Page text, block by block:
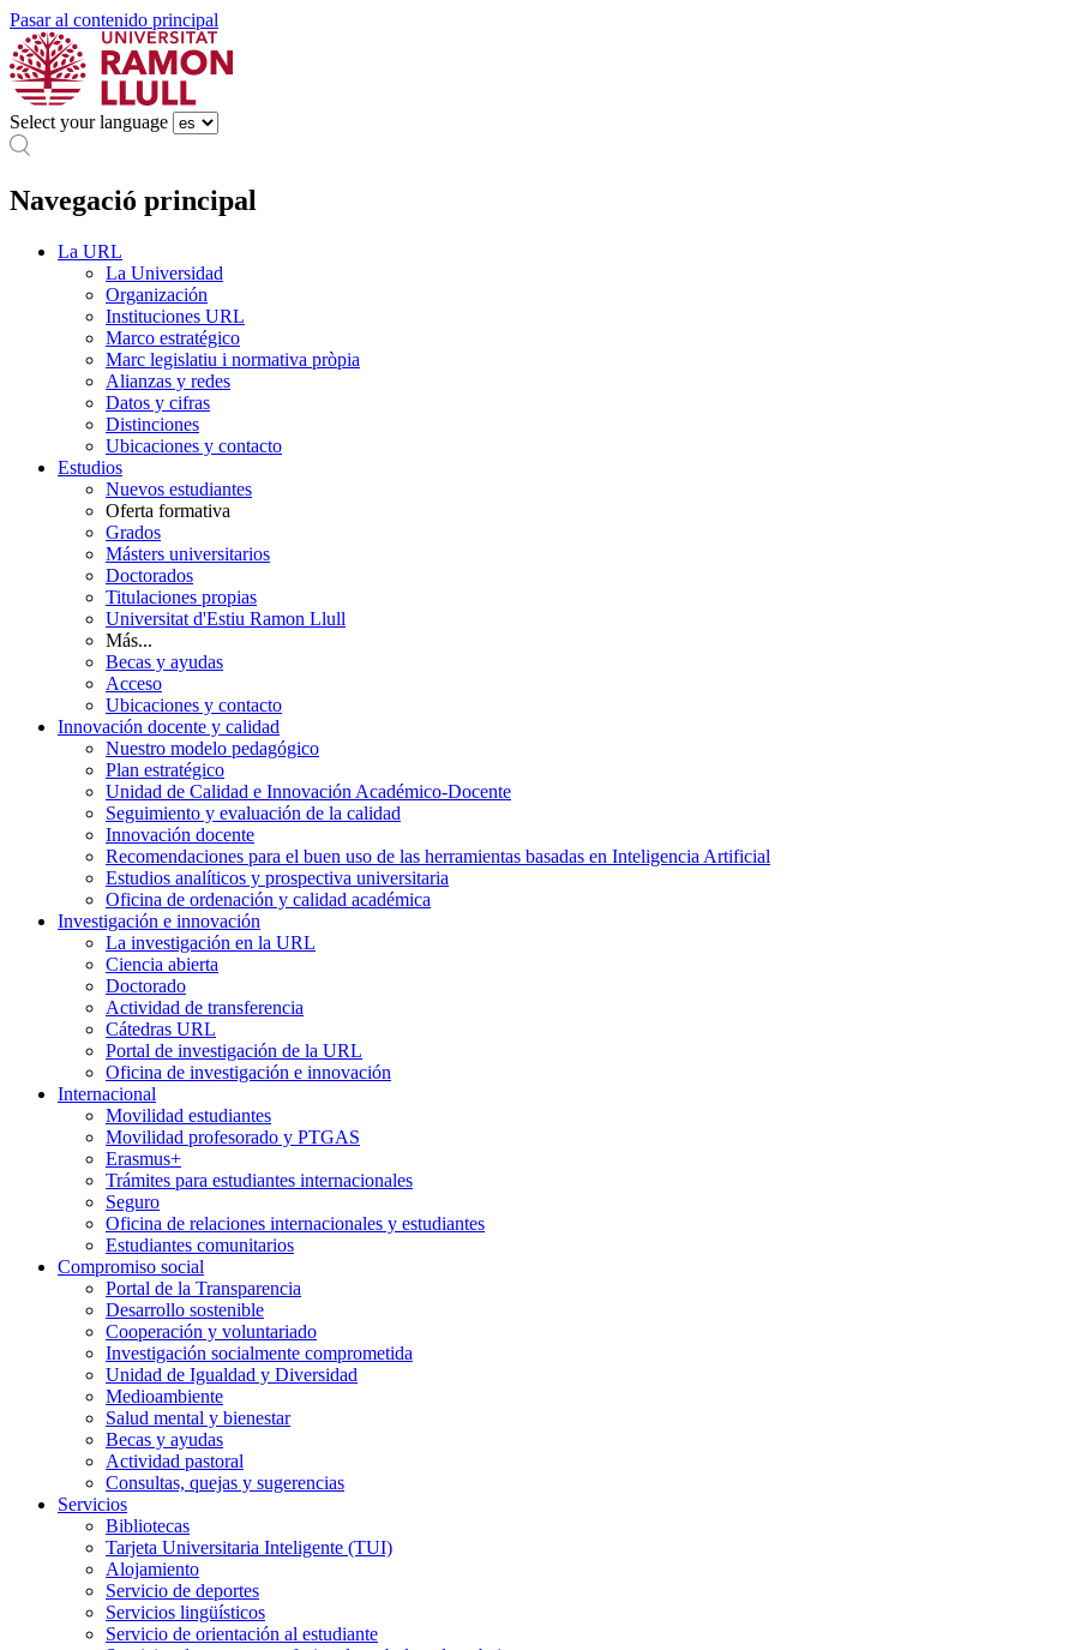
Pasar al contenido principal
Select your language
Navegació principal
La URL
La Universidad
Organización
Instituciones URL
Marco estratégico
Marc legislatiu i normativa pròpia
Alianzas y redes
Datos y cifras
Distinciones
Ubicaciones y contacto
Estudios
Nuevos estudiantes
Oferta formativa
Grados
Másters universitarios
Doctorados
Titulaciones propias
Universitat d'Estiu Ramon Llull
Más...
Becas y ayudas
Acceso
Ubicaciones y contacto
Innovación docente y calidad
Nuestro modelo pedagógico
Plan estratégico
Unidad de Calidad e Innovación Académico-Docente
Seguimiento y evaluación de la calidad
Innovación docente
Recomendaciones para el buen uso de las herramientas basadas en Inteligencia Artificial
Estudios analíticos y prospectiva universitaria
Oficina de ordenación y calidad académica
Investigación e innovación
La investigación en la URL
Ciencia abierta
Doctorado
Actividad de transferencia
Cátedras URL
Portal de investigación de la URL
Oficina de investigación e innovación
Internacional
Movilidad estudiantes
Movilidad profesorado y PTGAS
Erasmus+
Trámites para estudiantes internacionales
Seguro
Oficina de relaciones internacionales y estudiantes
Estudiantes comunitarios
Compromiso social
Portal de la Transparencia
Desarrollo sostenible
Cooperación y voluntariado
Investigación socialmente comprometida
Unidad de Igualdad y Diversidad
Medioambiente
Salud mental y bienestar
Becas y ayudas
Actividad pastoral
Consultas, quejas y sugerencias
Servicios
Bibliotecas
Tarjeta Universitaria Inteligente (TUI)
Alojamiento
Servicio de deportes
Servicios lingüísticos
Servicio de orientación al estudiante